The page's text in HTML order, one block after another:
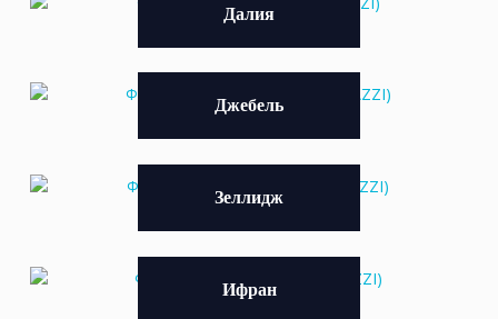
Далия
Джебель
Зеллидж
Ифран